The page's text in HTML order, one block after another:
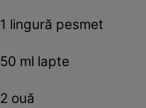
1 lingură pesmet
50 ml lapte
2 ouă